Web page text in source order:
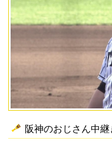
阪神のおじさん中継